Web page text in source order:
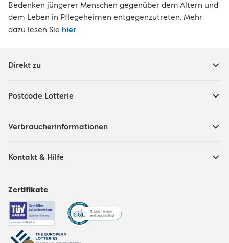
Bedenken jüngerer Menschen gegenüber dem Altern und
dem Leben in Pflegeheimen entgegenzutreten. Mehr
dazu lesen Sie hier.
Direkt zu
Postcode Lotterie
Verbraucherinformationen
Kontakt & Hilfe
Zertifikate